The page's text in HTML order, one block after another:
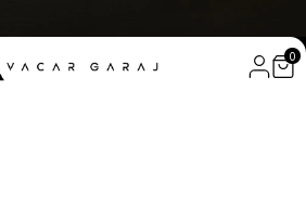
0